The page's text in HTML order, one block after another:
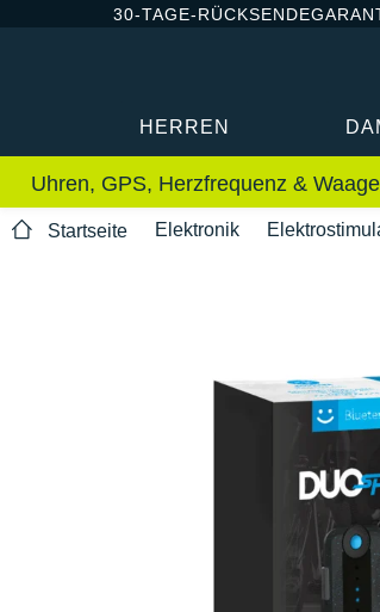
30-TAGE-
HERREN
Uhren, GPS, Herzfrequenz &
Startseite Elektronik